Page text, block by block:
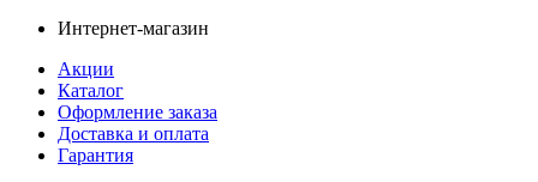
Интернет-магазин
Акции
Каталог
Оформление заказа
Доставка и оплата
Гарантия